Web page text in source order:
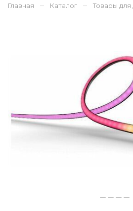
Главная – Каталог – Товары для